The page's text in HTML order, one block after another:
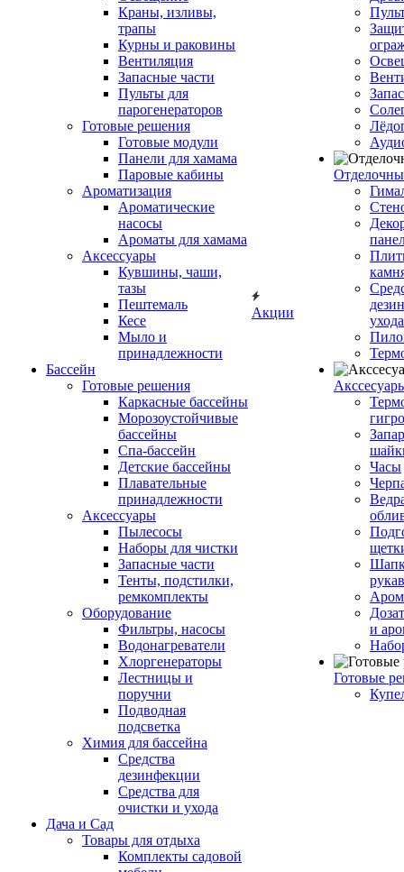
Краны, изливы,
трапы
Курны и раковины
Вентиляция
Запасные части
Пульты для
парогенераторов
Готовые решения
Готовые модули
Панели для хамама
Паровые кабины
Ароматизация
Ароматические
насосы
Ароматы для хамама
Аксессуары
Кувшины, чаши,
тазы
Пештемаль
Кесе
Мыло и
принадлежности
Бассейн
Готовые решения
Каркасные бассейны
Морозоустойчивые
бассейны
Спа-бассейн
Детские бассейны
Плавательные
принадлежности
Аксессуары
Пылесосы
Наборы для чистки
Запасные части
Тенты, подстилки,
ремкомплекты
Оборудование
Фильтры, насосы
Водонагреватели
Хлоргенераторы
Лестницы и
поручни
Подводная
подсветка
Химия для бассейна
Средства
дезинфекции
Средства для
очистки и ухода
Дача и Сад
Товары для отдыха
Комплекты садовой
Акции
ухода
Часы
и
Готовые